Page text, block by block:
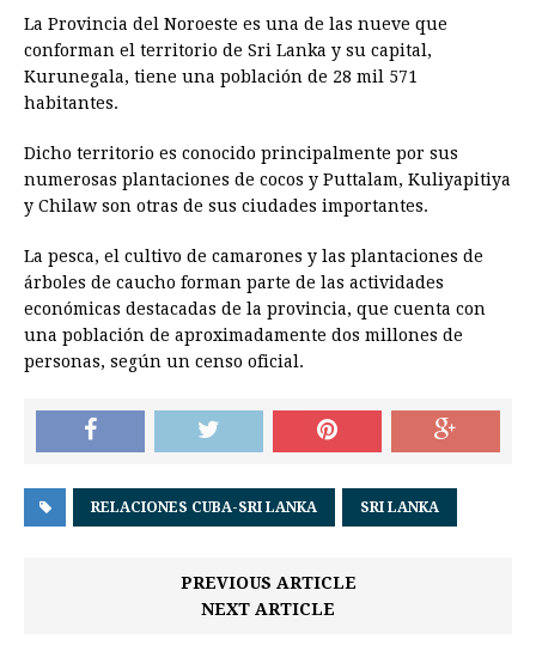
La Provincia del Noroeste es una de las nueve que
conforman el territorio de Sri Lanka y su capital,
Kurunegala, tiene una población de 28 mil 571
habitantes.
Dicho territorio es conocido principalmente por sus
numerosas plantaciones de cocos y Puttalam, Kuliyapitiya
y Chilaw son otras de sus ciudades importantes.
La pesca, el cultivo de camarones y las plantaciones de
árboles de caucho forman parte de las actividades
económicas destacadas de la provincia, que cuenta con
una población de aproximadamente dos millones de
personas, según un censo oficial.
RELACIONES CUBA-SRI LANKA SRI LANKA
PREVIOUS ARTICLE
NEXT ARTICLE